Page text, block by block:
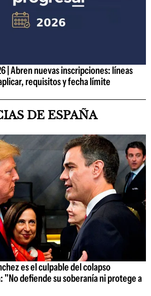
| Abren nuevas inscripciones: líneas
requisitos y fecha límite
DE ESPAÑA
es el culpable del colapso
"No defiende su soberanía ni protege a